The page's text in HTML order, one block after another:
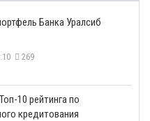
Банка Уралсиб
269
10 рейтинга по
кредитования